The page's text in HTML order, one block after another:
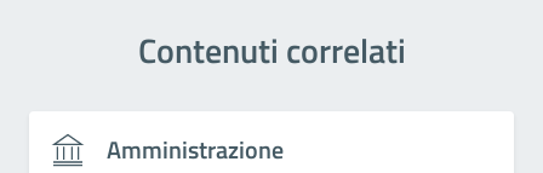
Contenuti correlati
Amministrazione